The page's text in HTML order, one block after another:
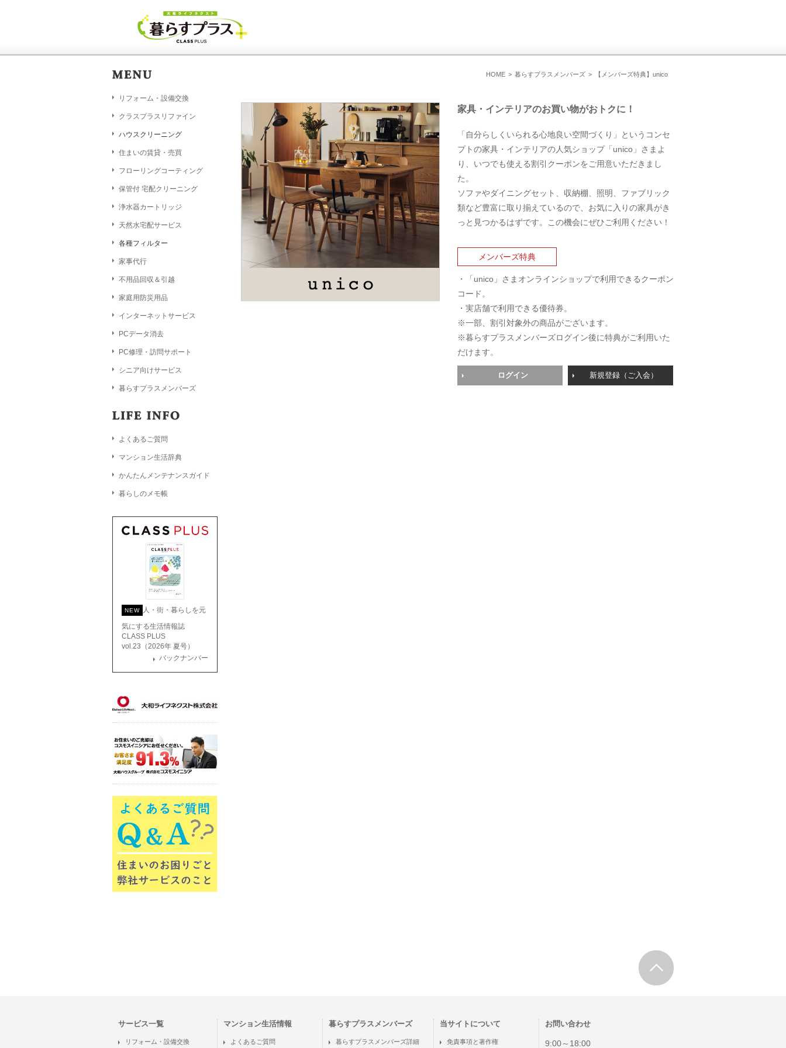
HOME 暮らすプラスメンバーズ 【メンバーズ特典】unico
家具・インテリアのお買い物がおトクに！
「自分らしくいられる心地良い空間づくり」というコンセ
プトの家具・インテリアの人気ショップ「unico」さまよ
り、いつでも使える割引クーポンをご用意いただきまし
た。
ソファやダイニングセット、収納棚、照明、ファブリック
類など豊富に取り揃えているので、お気に入りの家具がき
っと見つかるはずです。この機会にぜひご利用ください！
メンバーズ特典
・「unico」さまオンラインショップで利用できるクーポン
コード。
・実店舗で利用できる優待券。
※一部、割引対象外の商品がございます。
※暮らすプラスメンバーズログイン後に特典がご利用いた
だけます。
ログイン 新規登録（ご入会）
リフォーム・設備交換
クラスプラスリファイン
ハウスクリーニング
住まいの賃貸・売買
フローリングコーティング
保管付 宅配クリーニング
浄水器カートリッジ
天然水宅配サービス
各種フィルター
家事代行
不用品回収＆引越
家庭用防災用品
インターネットサービス
PCデータ消去
PC修理・訪問サポート
シニア向けサービス
暮らすプラスメンバーズ
よくあるご質問
マンション生活辞典
かんたんメンテナンスガイド
暮らしのメモ帳
NEW
人・街・暮らしを元
気にする生活情報誌
CLASS PLUS
vol.23（2026年 夏号）
バックナンバー
サービス一覧
リフォーム・設備交換
マンション生活情報
よくあるご質問
暮らすプラスメンバーズ
暮らすプラスメンバーズ詳細
当サイトについて
免責事項と著作権
お問い合わせ
9:00～18:00